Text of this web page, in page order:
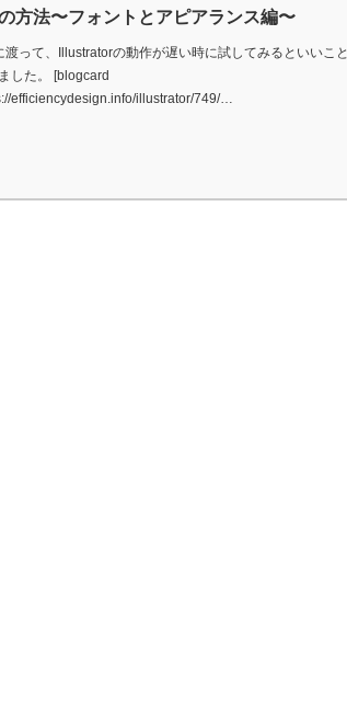
方法〜フォントとアピアランス編〜
渡って、Illustratorの動作が遅い時に試してみるといいこと
した。 [blogcard
efficiencydesign.info/illustrator/749/…